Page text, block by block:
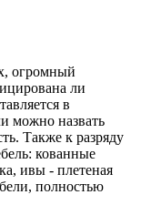
огромный
ли
в
можно назвать
Также к разряду
кованные
ивы - плетеная
полностью